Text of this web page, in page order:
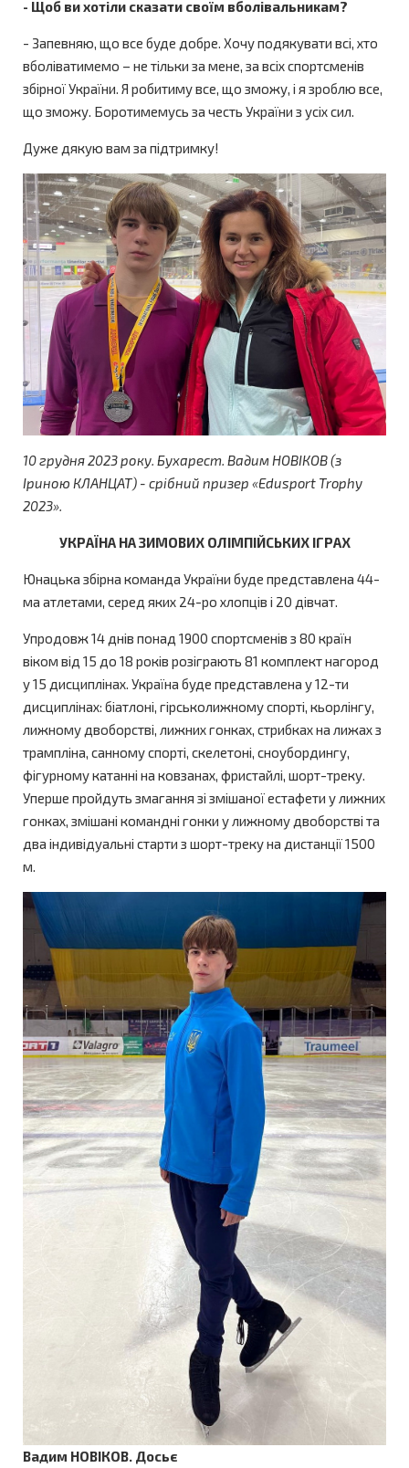
- Щоб ви хотіли сказати своїм вболівальникам?
- Запевняю, що все буде добре. Хочу подякувати всі, хто
вболіватимемо – не тільки за мене, за всіх спортсменів
збірної України. Я робитиму все, що зможу, і я зроблю все,
що зможу. Боротимемусь за честь України з усіх сил.
Дуже дякую вам за підтримку!
10 грудня 2023 року. Бухарест. Вадим НОВІКОВ (з
Іриною КЛАНЦАТ) - срібний призер «Edusport Trophy
2023».
УКРАЇНА НА ЗИМОВИХ ОЛІМПІЙСЬКИХ ІГРАХ
Юнацька збірна команда України буде представлена 44-
ма атлетами, серед яких 24-ро хлопців і 20 дівчат.
Упродовж 14 днів понад 1900 спортсменів з 80 країн
віком від 15 до 18 років розіграють 81 комплект нагород
у 15 дисциплінах. Україна буде представлена у 12-ти
дисциплінах: біатлоні, гірськолижному спорті, кьорлінгу,
лижному двоборстві, лижних гонках, стрибках на лижах з
трампліна, санному спорті, скелетоні, сноубордингу,
фігурному катанні на ковзанах, фристайлі, шорт-треку.
Уперше пройдуть змагання зі змішаної естафети у лижних
гонках, змішані командні гонки у лижному двоборстві та
два індивідуальні старти з шорт-треку на дистанції 1500
м.
Вадим НОВІКОВ. Досьє